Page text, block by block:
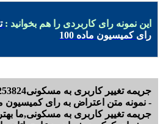
این نمونه رای کاربردی را هم بخوانید :
رای کمیسیون ماده 100
- نمونه متن اعتراض به رای کمیسیون
جریمه تغییر کاربری به مسکونی,ما